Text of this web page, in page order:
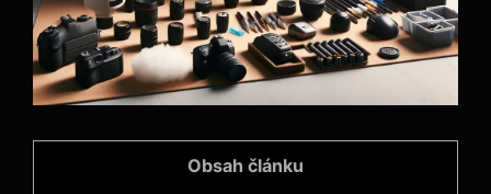
Obsah článku